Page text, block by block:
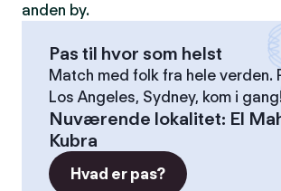
anden by.
Pas til hvor som helst
Match med folk fra hele verden.
Los Angeles, Sydney, kom i
Nuværende lokalitet: El
Kubra
Hvad er pas?